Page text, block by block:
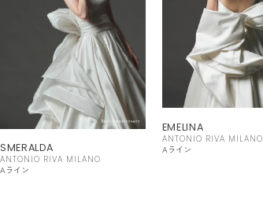
SMERALDA
ANTONIO RIVA MILANO
Aライン
EMELINA
ANTONIO RIVA MILANO
Aライン